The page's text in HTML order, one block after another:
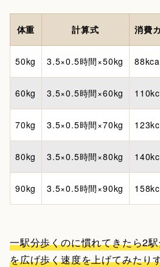
体重 計算式 消費
50kg 3.5×0.5時間×50kg
60kg 3.5×0.5時間×60kg
70kg 3.5×0.5時間×70kg
80kg 3.5×0.5時間×80kg
90kg 3.5×0.5時間×90kg
一駅分歩くのに慣れてきたら2
を広げ歩く速度を上げてみたり